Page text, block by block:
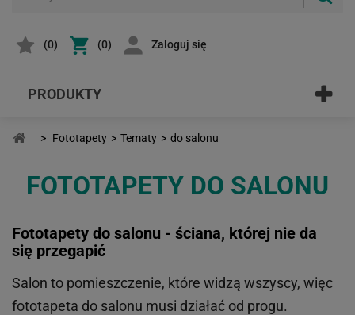
(0) (0) Zaloguj się
PRODUKTY
> Fototapety > Tematy > do salonu
FOTOTAPETY DO SALONU
Fototapety do salonu - ściana, której nie da
się przegapić
Salon to pomieszczenie, które widzą wszyscy, więc
fototapeta do salonu musi działać od progu.